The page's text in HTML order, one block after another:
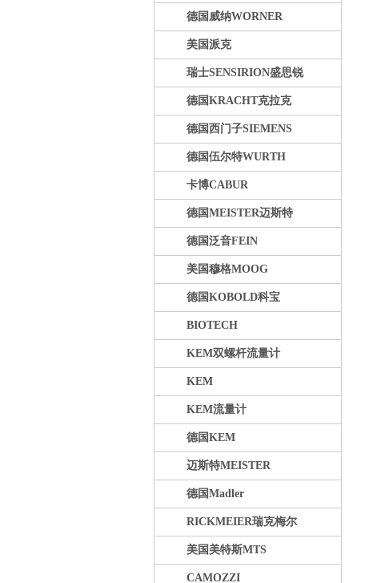
德国威纳WORNER
美国派克
瑞士SENSIRION盛思锐
德国KRACHT克拉克
德国西门子SIEMENS
德国伍尔特WURTH
卡博CABUR
德国MEISTER迈斯特
德国泛音FEIN
美国穆格MOOG
德国KOBOLD科宝
BIOTECH
KEM双螺杆流量计
KEM
KEM流量计
德国KEM
迈斯特MEISTER
德国Madler
RICKMEIER瑞克梅尔
美国美特斯MTS
CAMOZZI